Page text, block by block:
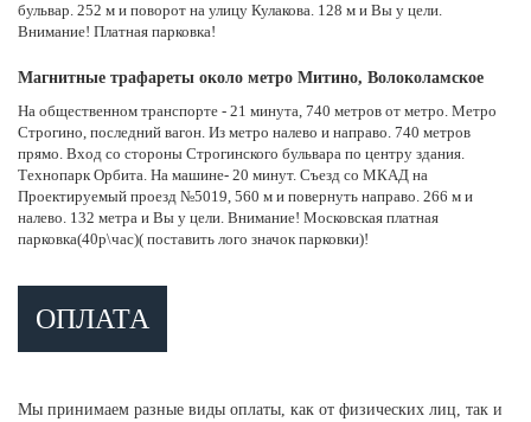
бульвар. 252 м и поворот на улицу Кулакова. 128 м и Вы у цели.
Внимание! Платная парковка!
Магнитные трафареты около метро Митино, Волоколамское
На общественном транспорте - 21 минута, 740 метров от метро. Метро
Строгино, последний вагон. Из метро налево и направо. 740 метров
прямо. Вход со стороны Строгинского бульвара по центру здания.
Технопарк Орбита. На машине- 20 минут. Съезд со МКАД на
Проектируемый проезд №5019, 560 м и повернуть направо. 266 м и
налево. 132 метра и Вы у цели. Внимание! Московская платная
парковка(40р\час)( поставить лого значок парковки)!
ОПЛАТА
Мы принимаем разные виды оплаты, как от физических лиц, так и